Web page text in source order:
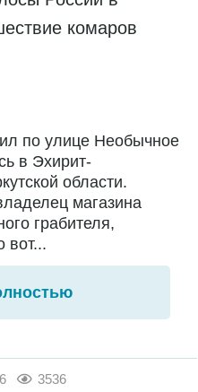
комаров
по улице Необычное
в Эхирит-
области.
магазина
грабителя,
вот...
3536